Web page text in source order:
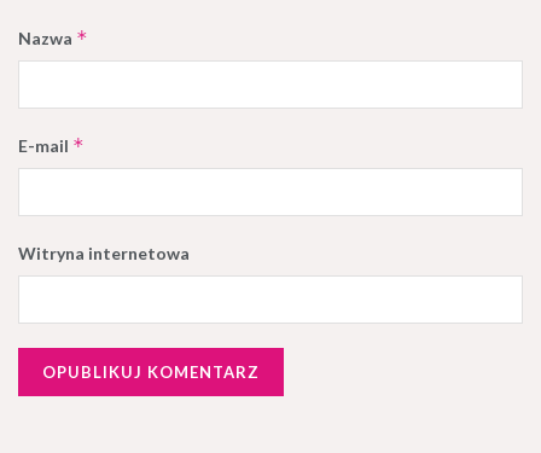
Nazwa *
E-mail *
Witryna internetowa